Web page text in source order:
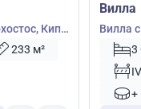
Кипр
233 м²
Вилла
Вилла
538653